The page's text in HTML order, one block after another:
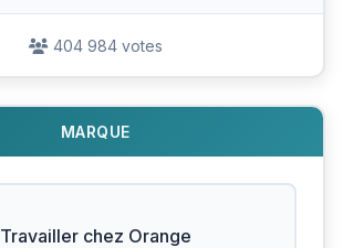
404 984 votes
MARQUE
Travailler chez Orange